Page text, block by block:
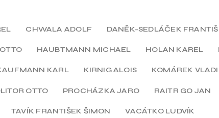
CHWALA ADOLF DANĚK-SEDLÁČEK
HAUBTMANN MICHAEL HOLAN KAREL
KARL KIRNIG ALOIS KOMÁREK
OTTO PROCHÁZKA JARO RAITR GO JAN
TAVÍK FRANTIŠEK ŠIMON VACÁTKO LUDVÍK